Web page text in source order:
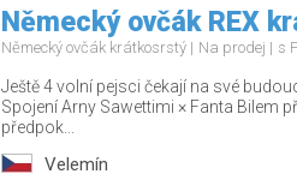
Německý ovčák REX
Německý ovčák krátkosrstý Na prodej s
Ještě 4 volní pejsci čekají na své
Spojení Arny Sawettimi × Fanta Bilem
předpok...
Velemín